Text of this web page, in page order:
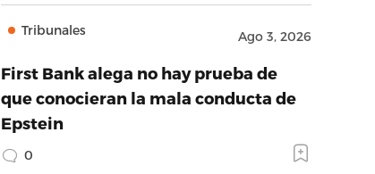
Tribunales Ago 3, 2026
First Bank alega no hay prueba de
que conocieran la mala conducta de
Epstein
0